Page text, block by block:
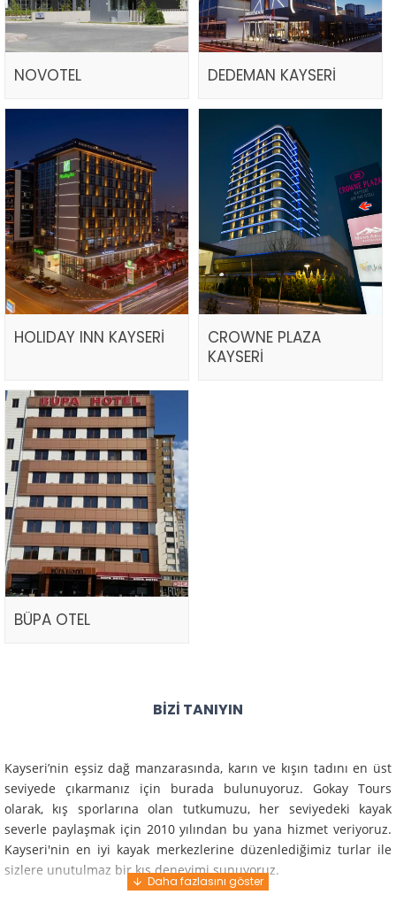
NOVOTEL DEDEMAN KAYSERİ
HOLIDAY INN KAYSERİ
CROWNE PLAZA
KAYSERİ
BÜPA OTEL
BIZI TANIYIN
Kayseri’nin eşsiz dağ manzarasında, karın ve kışın tadını en üst
seviyede çıkarmanız için burada bulunuyoruz. Gokay Tours
olarak, kış sporlarına olan tutkumuzu, her seviyedeki kayak
severle paylaşmak için 2010 yılından bu yana hizmet veriyoruz.
Kayseri'nin en iyi kayak merkezlerine düzenlediğimiz turlar ile
sizlere unutulmaz bir kış deneyimi sunuyoruz.